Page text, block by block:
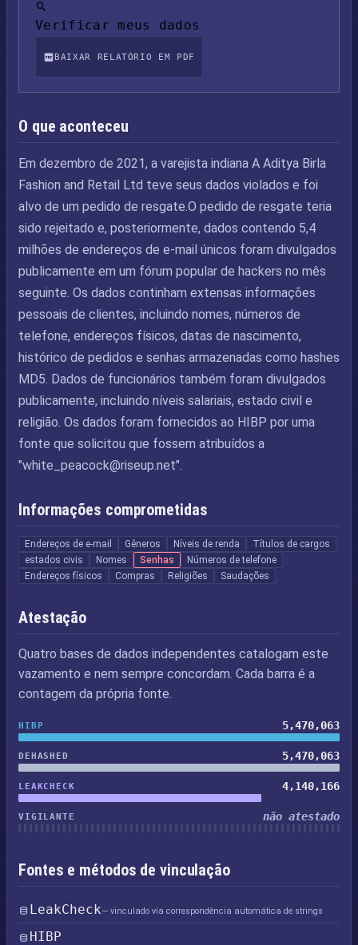
Verificar meus dados
BAIXAR RELATÓRIO EM PDF
O que aconteceu
Em dezembro de 2021, a varejista indiana A Aditya Birla
Fashion and Retail Ltd teve seus dados violados e foi
alvo de um pedido de resgate.O pedido de resgate teria
sido rejeitado e, posteriormente, dados contendo 5,4
milhões de endereços de e-mail únicos foram divulgados
publicamente em um fórum popular de hackers no mês
seguinte. Os dados continham extensas informações
pessoais de clientes, incluindo nomes, números de
telefone, endereços físicos, datas de nascimento,
histórico de pedidos e senhas armazenadas como hashes
MD5. Dados de funcionários também foram divulgados
publicamente, incluindo níveis salariais, estado civil e
religião. Os dados foram fornecidos ao HIBP por uma
fonte que solicitou que fossem atribuídos a
"white_peacock@riseup.net".
Informações comprometidas
Endereços de e-mail Gêneros Níveis de renda
Títulos de cargos
estados civis
Nomes Senhas
Números de telefone
Endereços físicos
Compras Religiões Saudações
Atestação
Quatro bases de dados independentes catalogam este
vazamento e nem sempre concordam. Cada barra é a
contagem da própria fonte.
HIBP 5,470,063
DEHASHED 5,470,063
LEAKCHECK 4,140,166
VIGILANTE não atestado
Fontes e métodos de vinculação
LeakCheck— vinculado via correspondência automática de strings
HIBP